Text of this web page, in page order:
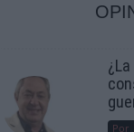
Por